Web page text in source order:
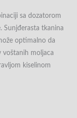
sa dozatorom
Sunjđerasta tkanina
optimalno da
voštanih moljaca
kiselinom